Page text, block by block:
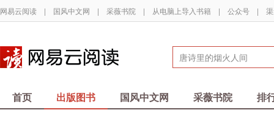
网易云阅读 | 国风中文网 | 采薇书院 | 从电脑上导入书籍 | 公众号 |
首页 出版图书 国风中文网 采薇书院 排